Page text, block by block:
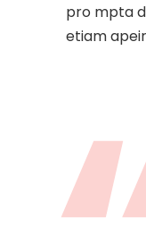
pro mpta
etiam